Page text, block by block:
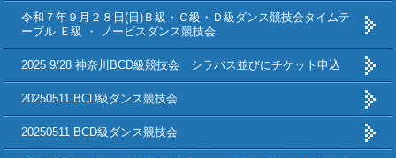
令和７年９月２８日(日)Ｂ級・Ｃ級・Ｄ級ダンス競技会タイムテ
ーブル Ｅ級 ・ ノービスダンス競技会
2025 9/28 神奈川BCD級競技会 シラバス並びにチケット申込
20250511 BCD級ダンス競技会
20250511 BCD級ダンス競技会